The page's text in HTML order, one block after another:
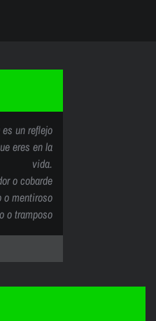
es un reflejo
eres en la
vida.
o cobarde
o mentiroso
o tramposo